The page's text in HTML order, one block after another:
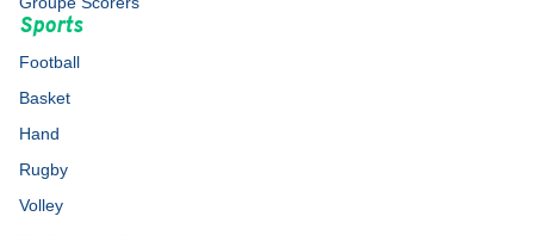
Sports
Football
Basket
Hand
Rugby
Volley